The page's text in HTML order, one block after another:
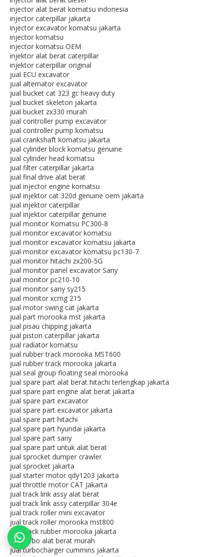
injector alat berat komatsu indonesia
injector caterpillar jakarta
injector excavator komatsu jakarta
injector komatsu
injector komatsu OEM
injektor alat berat caterpillar
injektor caterpillar original
jual ECU excavator
jual alternator excavator
jual bucket cat 323 gc heavy duty
jual bucket skeleton jakarta
jual bucket zx330 murah
jual controller pump excavator
jual controller pump komatsu
jual crankshaft komatsu jakarta
jual cylinder block komatsu genuine
jual cylinder head komatsu
jual filter caterpillar jakarta
jual final drive alat berat
jual injector engine komatsu
jual injektor cat 320d genuine oem jakarta
jual injektor caterpillar
jual injektor caterpillar genuine
jual monitor Komatsu PC300-8
jual monitor excavator komatsu
jual monitor excavator komatsu jakarta
jual monitor excavator komatsu pc130-7
jual monitor hitachi zx200-5G
jual monitor panel excavator Sany
jual monitor pc210-10
jual monitor sany sy215
jual monitor xcmg 215
jual motor swing cat jakarta
jual part morooka mst jakarta
jual pisau chipping jakarta
jual piston caterpillar jakarta
jual radiator komatsu
jual rubber track morooka MST600
jual rubber track morooka jakarta
jual seal group floating seal morooka
jual spare part alat berat hitachi terlengkap jakarta
jual spare part engine alat berat jakarta
jual spare part excavator
jual spare part excavator jakarta
jual spare part hitachi
jual spare part hyundai jakarta
jual spare part sany
jual spare part untuk alat berat
jual sprocket dumper crawler
jual sprocket jakarta
jual starter motor qdy1203 jakarta
jual throttle motor CAT Jakarta
jual track link assy alat berat
jual track link assy caterpillar 304e
jual track roller mini excavator
jual track roller morooka mst800
jual track rubber morooka jakarta
jual turbo alat berat murah
jual turbocharger cummins jakarta